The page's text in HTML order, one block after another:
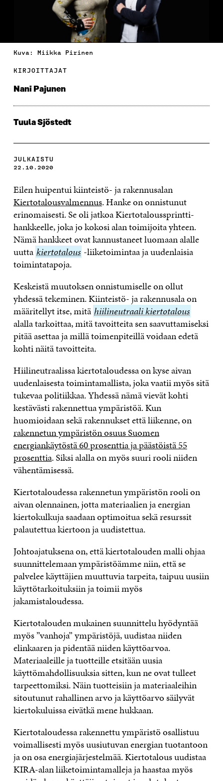
Kuva: Miikka Pirinen
KIRJOITTAJAT
Nani Pajunen
Tuula Sjöstedt
JULKAISTU
22.10.2020
Eilen huipentui kiinteistö- ja rakennusalan
Kiertotalousvalmennus. Hanke on onnistunut
erinomaisesti. Se oli jatkoa Kiertotaloussprintti-
hankkeelle, joka jo kokosi alan toimijoita yhteen.
Nämä hankkeet ovat kannustaneet luomaan alalle
uutta kiertotalous
kiertotalous -liiketoimintaa ja uudenlaisia
toimintatapoja.
Keskeistä muutoksen onnistumiselle on ollut
yhdessä tekeminen. Kiinteistö- ja rakennusala on
määritellyt itse, mitä hiilineutraali
kiertotalous
hiilineutraali kiertotalous
alalla tarkoittaa, mitä tavoitteita sen saavuttamiseksi
pitää asettaa ja millä toimenpiteillä voidaan edetä
kohti näitä tavoitteita.
Hiilineutraalissa kiertotaloudessa on kyse aivan
uudenlaisesta toimintamallista, joka vaatii myös sitä
tukevaa politiikkaa. Yhdessä nämä vievät kohti
kestävästi rakennettua ympäristöä. Kun
huomioidaan sekä rakennukset että liikenne, on
rakennetun ympäristön osuus Suomen
energiankäytöstä 60 prosenttia ja päästöistä 55
prosenttia. Siksi alalla on myös suuri rooli niiden
vähentämisessä.
Kiertotaloudessa rakennetun ympäristön rooli on
aivan olennainen, jotta materiaalien ja energian
kiertokulkuja saadaan optimoitua sekä resurssit
palautettua kiertoon ja uudistettua.
Johtoajatuksena on, että kiertotalouden malli ohjaa
suunnittelemaan ympäristöämme niin, että se
palvelee käyttäjien muuttuvia tarpeita, taipuu uusiin
käyttötarkoituksiin ja toimii myös
jakamistaloudessa.
Kiertotalouden mukainen suunnittelu hyödyntää
myös ”vanhoja” ympäristöjä, uudistaa niiden
elinkaaren ja pidentää niiden käyttöarvoa.
Materiaaleille ja tuotteille etsitään uusia
käyttömahdollisuuksia sitten, kun ne ovat tulleet
tarpeettomiksi. Näin tuotteisiin ja materiaaleihin
sitoutunut rahallinen arvo ja käyttöarvo säilyvät
kiertokuluissa eivätkä mene hukkaan.
Kiertotaloudessa rakennettu ympäristö osallistuu
voimallisesti myös uusiutuvan energian tuotantoon
ja on osa energiajärjestelmää. Kiertotalous uudistaa
KIRA-alan liiketoimintamalleja ja haastaa myös